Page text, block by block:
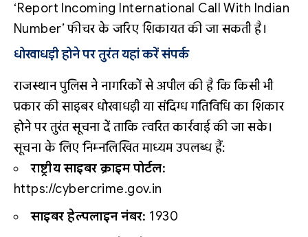
‘Report Incoming International Call With Indian
Number’ फीचर के जरिए शिकायत की जा सकती है।
धोखाधड़ी होने पर तुरंत यहां करें संपर्क
राजस्थान पुलिस ने नागरिकों से अपील की है कि किसी भी
प्रकार की साइबर धोखाधड़ी या संदिग्ध गतिविधि का शिकार
होने पर तुरंत सूचना दें ताकि त्वरित कार्रवाई की जा सके।
सूचना के लिए निम्नलिखित माध्यम उपलब्ध हैं:
राष्ट्रीय साइबर क्राइम पोर्टल:
https://cybercrime.gov.in
साइबर हेल्पलाइन नंबर: 1930